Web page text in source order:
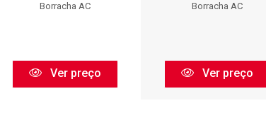
Borracha AC
Ver preço
Borracha AC
Ver preço